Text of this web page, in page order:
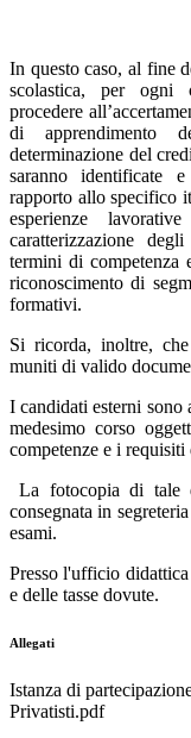
In questo caso, al fine
scolastica, per ogni
procedere
di apprendimento
determinazione del
saranno identificate
rapporto allo specifico
esperienze
caratterizzazione
termini di competenza
riconoscimento di
formativi.
Si ricorda, inoltre,
muniti di valido
I candidati esterni sono
medesimo corso
competenze e i requisiti
La fotocopia di tale
consegnata in
esami.
Presso l'ufficio
e delle tasse dovute.
Allegati
Istanza di
Privatisti.pdf